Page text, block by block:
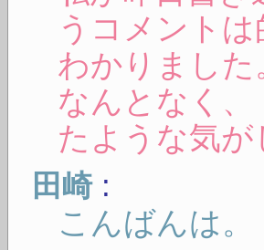
うコメント
わかりまし
なんとなく
たような気
田崎 :
こんばんは。